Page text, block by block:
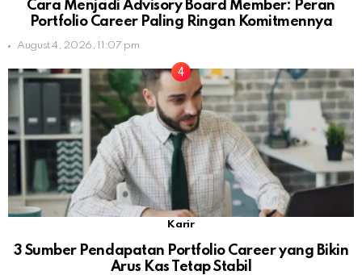
Cara Menjadi Advisory Board Member: Peran
Portfolio Career Paling Ringan Komitmennya
August 4, 2026, 11:07 pm
Karir
3 Sumber Pendapatan Portfolio Career yang Bikin
Arus Kas Tetap Stabil